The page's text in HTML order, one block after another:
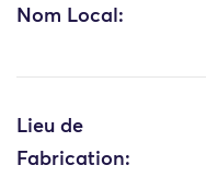
Nom Local:
Lieu de
Fabrication: